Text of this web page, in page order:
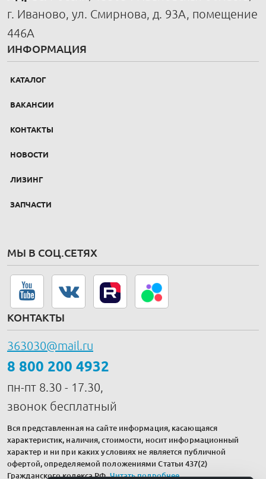
г. Иваново, ул. Смирнова, д. 93А, помещение
446А
ИНФОРМАЦИЯ
КАТАЛОГ
ВАКАНСИИ
КОНТАКТЫ
НОВОСТИ
ЛИЗИНГ
ЗАПЧАСТИ
МЫ В СОЦ.СЕТЯХ
КОНТАКТЫ
363030@mail.ru
8 800 200 4932
пн-пт 8.30 - 17.30,
звонок бесплатный
Вся представленная на сайте информация, касающаяся
характеристик, наличия, стоимости, носит информационный
характер и ни при каких условиях не является публичной
офертой, определяемой положениями Статьи 437(2)
Гражданского кодекса РФ.Читать подробнее.